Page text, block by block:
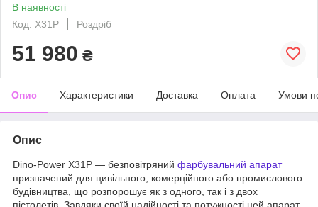
В наявності
Код: X31P
Роздріб
51 980 ₴
Опис Характеристики Доставка Оплата Умови
Опис
Dino-Power X31P — безповітряний фарбувальний апарат
призначений для цивільного, комерційного або промислового
будівництва, що розпорошує як з одного, так і з двох
пістолетів. Завдяки своїй надійності та потужності цей апарат